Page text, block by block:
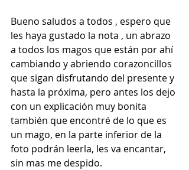
Bueno saludos a todos , espero que
les haya gustado la nota , un abrazo
a todos los magos que están por ahí
cambiando y abriendo corazoncillos
que sigan disfrutando del presente y
hasta la próxima, pero antes los dejo
con un explicación muy bonita
también que encontré de lo que es
un mago, en la parte inferior de la
foto podrán leerla, les va encantar,
sin mas me despido.